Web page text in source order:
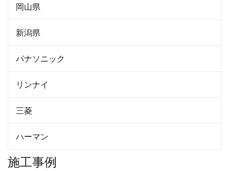
岡山県
新潟県
パナソニック
リンナイ
三菱
ハーマン
施工事例